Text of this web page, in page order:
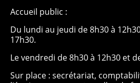
Accueil public :
Du lundi au jeudi de 8h30 à
17h30.
Le vendredi de 8h30 à 12h30 et
Sur place : secrétariat,